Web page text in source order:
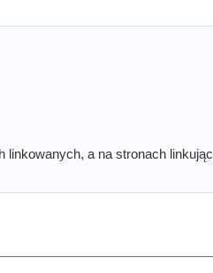
linkowanych, a na stronach